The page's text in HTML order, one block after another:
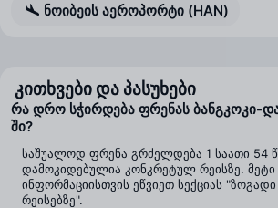
ნოიბეის აეროპორტი (HAN)
კითხვები და პასუხები
რა დრო სჭირდება ფრენას ბანგკოკი-
ში?
საშუალოდ ფრენა გრძელდება 1 საათი 54
დამოკიდებულია კონკრეტულ რეისზე.
ინფორმაციისთვის ეწვიეთ სექციას
რეისებზე".